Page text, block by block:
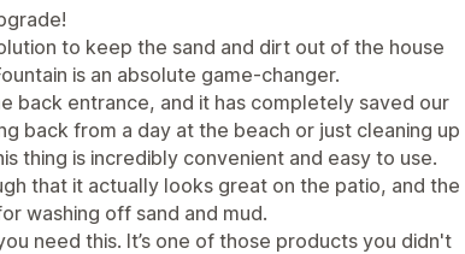
to keep the sand and dirt out of the house
is an absolute game-changer.
back entrance, and it has completely saved our
back from a day at the beach or just cleaning up
thing is incredibly convenient and easy to use.
that it actually looks great on the patio, and the
washing off sand and mud.
need this. It’s one of those products you didn't